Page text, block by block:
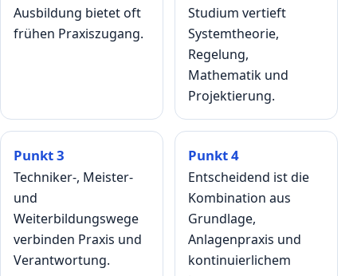
Ausbildung bietet oft
frühen Praxiszugang.
Studium vertieft
Systemtheorie,
Regelung,
Mathematik und
Projektierung.
Punkt 3
Techniker-, Meister-
und
Weiterbildungswege
verbinden Praxis und
Verantwortung.
Punkt 4
Entscheidend ist die
Kombination aus
Grundlage,
Anlagenpraxis und
kontinuierlichem